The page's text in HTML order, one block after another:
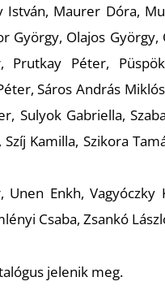
István, Maurer Dóra,
György, Olajos György,
Prutkay Péter,
Sáros András
Sulyok Gabriella,
Kamilla, Szikora
Unen Enkh, Vagyóczky
Csaba, Zsankó
jelenik meg.